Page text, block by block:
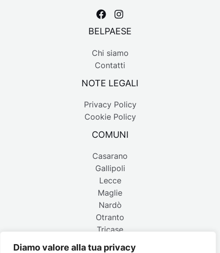
Diamo valore alla tua privacy
BELPAESE
Chi siamo
Contatti
NOTE LEGALI
Privacy Policy
Cookie Policy
COMUNI
Casarano
Gallipoli
Lecce
Maglie
Nardò
Otranto
Tricase